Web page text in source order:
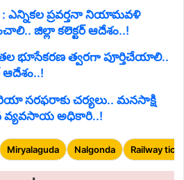
: ఎన్నికల ప్రవర్తనా నియామవళి
జిల్లా కలెక్టర్ ఆదేశం..!
భూసేకరణ త్వరగా పూర్తిచేయాలి..
సరఫరాకు చర్యలు.. మనసాక్షి
వ్యవసాయ అధికారి..!
Miryalaguda Nalgonda Railway